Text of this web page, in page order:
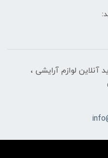
آنلاین لوازم آرایشی ،